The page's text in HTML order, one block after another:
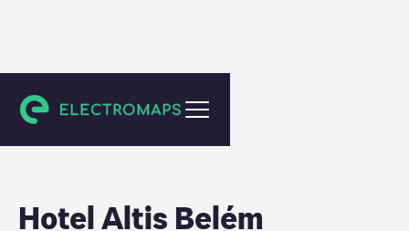
Lisboa
Hotel Altis Belém